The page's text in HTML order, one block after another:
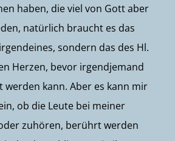
haben, die viel von Gott aber
natürlich braucht es das
sondern das des Hl.
Herzen, bevor irgendjemand
kann. Aber es kann mir
ob die Leute bei meiner
zuhören, berührt werden